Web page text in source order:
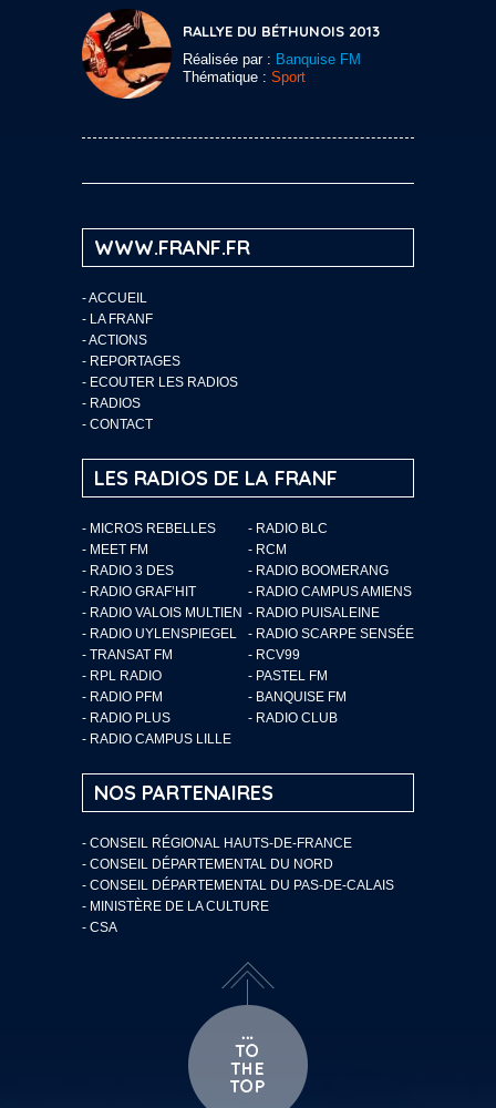
RALLYE DU BÉTHUNOIS 2013
Réalisée par : Banquise FM
Thématique : Sport
WWW.FRANF.FR
-ACCUEIL
- LA FRANF
-ACTIONS
- REPORTAGES
- ECOUTER LES RADIOS
- RADIOS
- CONTACT
LES RADIOS DE LA FRANF
- MICROS REBELLES
- RADIO BLC
- MEET FM
- RCM
- RADIO 3 DES
- RADIO BOOMERANG
- RADIO GRAF’HIT
- RADIO CAMPUS AMIENS
- RADIO VALOIS MULTIEN - RADIO PUISALEINE
- RADIO UYLENSPIEGEL
- RADIO SCARPE SENSÉE
- TRANSAT FM
- RCV99
- RPL RADIO
- PASTEL FM
- RADIO PFM
- BANQUISE FM
- RADIO PLUS
- RADIO CLUB
- RADIO CAMPUS LILLE
NOS PARTENAIRES
- CONSEIL RÉGIONAL HAUTS-DE-FRANCE
- CONSEIL DÉPARTEMENTAL DU NORD
- CONSEIL DÉPARTEMENTAL DU PAS-DE-CALAIS
- MINISTÈRE DE LA CULTURE
- CSA